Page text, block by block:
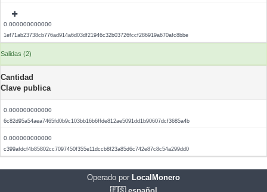
0.000000000000
1ef71ab23738cb776ad914a6d03df21946c32b03726fccf286919a670afc8bbe
Salidas (2)
Cantidad
Clave publica
0.000000000000
6c82d95a54aea7465fd0b9c103bb16b6ffde812ae5091dd1b90607dcf3685a4b
0.000000000000
c399afdcf4b85802cc7097450f355e11dccb8f23a85d6c742e87c8c54a299dd0
Operado por LocalMonero